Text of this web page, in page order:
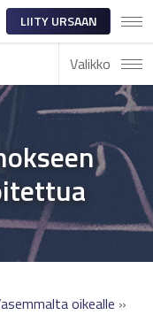
LIITY URSAAN
Valikko
oikealle »